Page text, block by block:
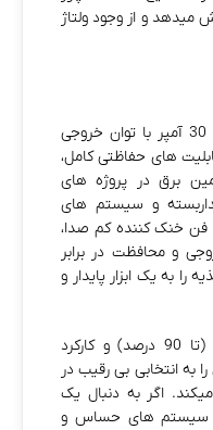
را نمایش میدهد و از وجود ولتاژ
در نهایت، پاور سوئیچینگ 12 ولت 30 آمپر با توان خروجی
های حفاظتی کامل،
برق در پروژه‌ های
و سیستم‌ های
فن خنک‌ کننده کم‌ صدا،
و محافظت در برابر
را به یک ابزار پایدار و
ترکیب کیفیت ساخت، بازدهی بالا (تا 90 درصد) و کارکرد
به انتخابی بی‌ رقیب در
اگر به دنبال یک
سیستم‌ های حساس و